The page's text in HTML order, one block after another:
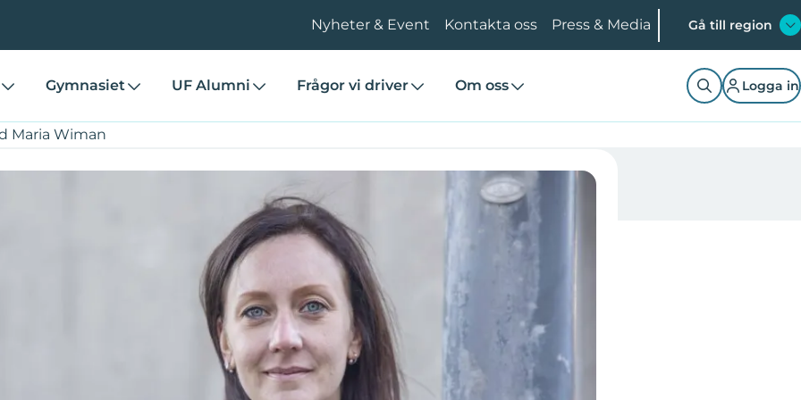
Nyheter & Event Kontakta oss Press & Media Gå till region
Gymnasiet UF Alumni Frågor vi driver Om oss Logga in
Maria Wiman
Maria Wiman